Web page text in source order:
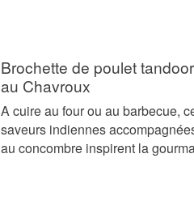
Brochette de poulet
au Chavroux
A cuire au four ou au barbecue,
saveurs indiennes
au concombre inspirent la